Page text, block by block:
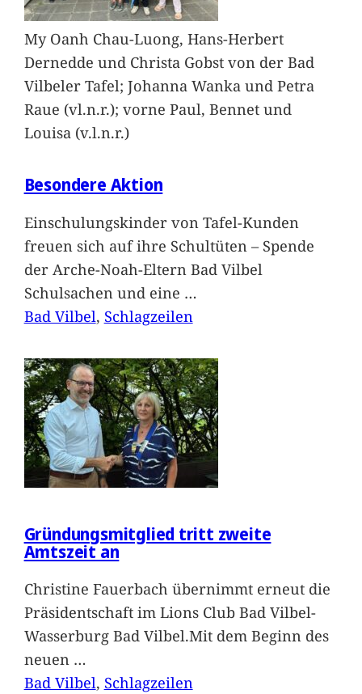
My Oanh Chau-Luong, Hans-Herbert
Dernedde und Christa Gobst von der Bad
Vilbeler Tafel; Johanna Wanka und Petra
Raue (vl.n.r.); vorne Paul, Bennet und
Louisa (v.l.n.r.)
Besondere Aktion
Einschulungskinder von Tafel-Kunden
freuen sich auf ihre Schultüten – Spende
der Arche-Noah-Eltern Bad Vilbel
Schulsachen und eine …
Bad Vilbel, Schlagzeilen
Gründungsmitglied tritt zweite
Amtszeit an
Christine Fauerbach übernimmt erneut die
Präsidentschaft im Lions Club Bad Vilbel-
Wasserburg Bad Vilbel.Mit dem Beginn des
neuen …
Bad Vilbel, Schlagzeilen